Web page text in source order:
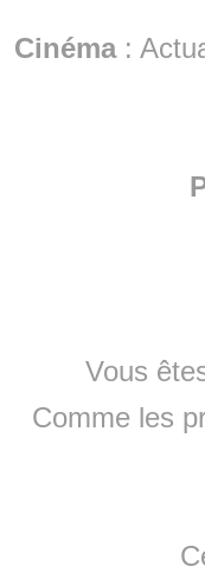
Cinéma:
Vous
Comme les